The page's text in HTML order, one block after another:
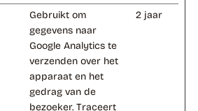
Gebruikt om
gegevens naar
Google Analytics te
verzenden over het
apparaat en het
gedrag van de
bezoeker. Traceert
2 jaar